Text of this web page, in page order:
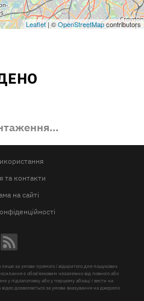
Leaflet| ©OpenStreetMapcontributors
та контакти
на сайті
за умови прямого і відкритого для пошукових
є обов'язковим незалежно від повного або
у підзаголовку або у першому абзаці і вести на
дозволяється за умови вказування на джерело